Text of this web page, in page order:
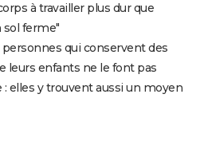
à travailler plus dur que
sol ferme"
qui conservent des
leurs enfants ne le font pas
elles y trouvent aussi un moyen